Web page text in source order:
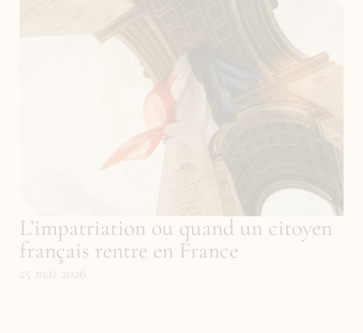
L’impatriation ou quand un citoyen
français rentre en France
25 mai 2026